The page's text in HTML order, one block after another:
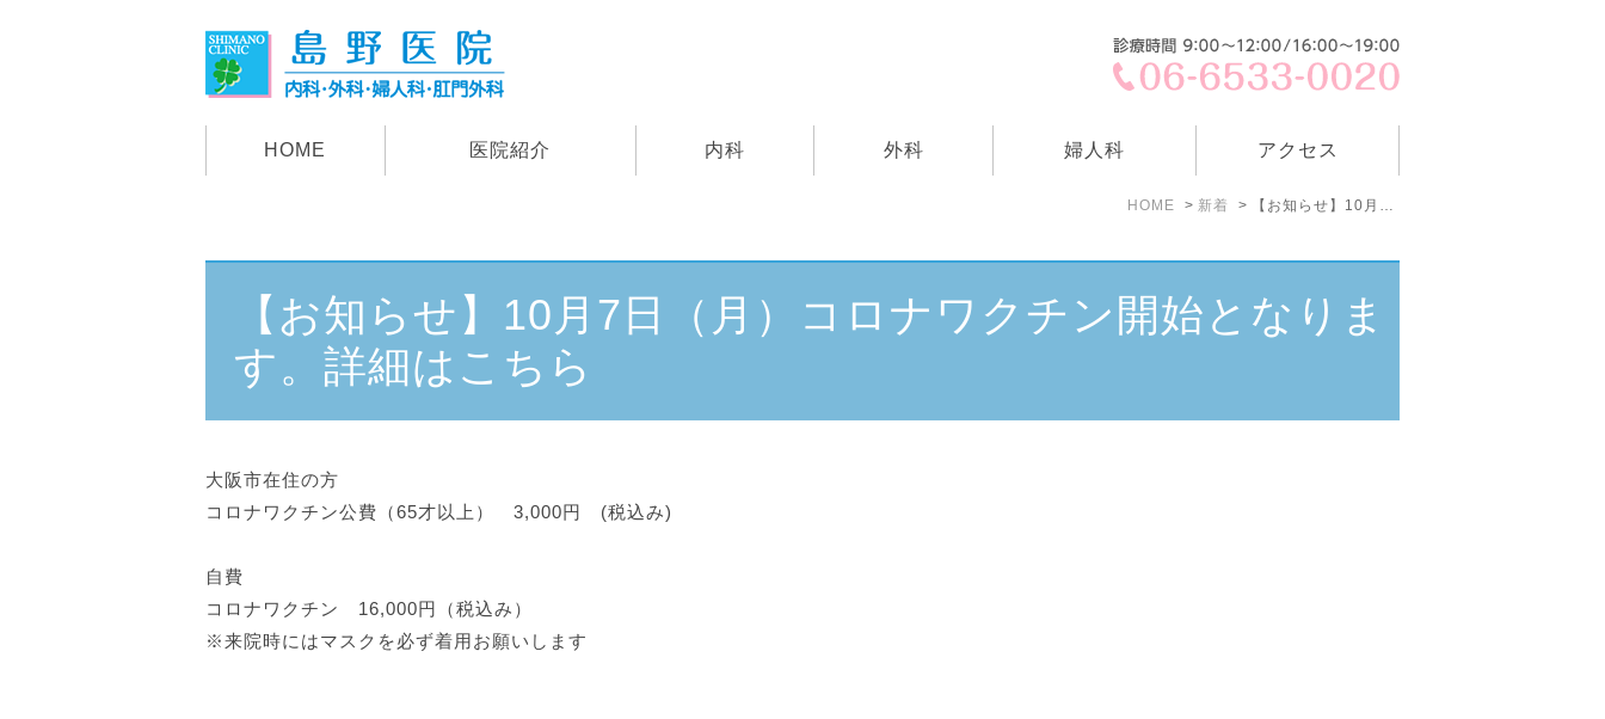
HOME 医院紹介 内科 外科 婦人科 アクセス
HOME 新着 【お知らせ】10月7日（月）コロナワクチン開始となります。詳細はこちら
【お知らせ】10月7日（月）コロナワクチン開始となりま
す。詳細はこちら
大阪市在住の方
コロナワクチン公費（65才以上） 3,000円 (税込み)
自費
コロナワクチン 16,000円（税込み）
※来院時にはマスクを必ず着用お願いします